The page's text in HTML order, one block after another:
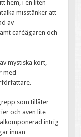
hem, i en liten
misstänker att
av
caféägaren och
mystiska kort,
med
som tillåter
och även lite
intrig
innan